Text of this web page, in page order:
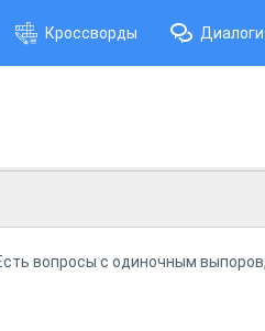
Кроссворды Диалоги
вопросы с одиночным